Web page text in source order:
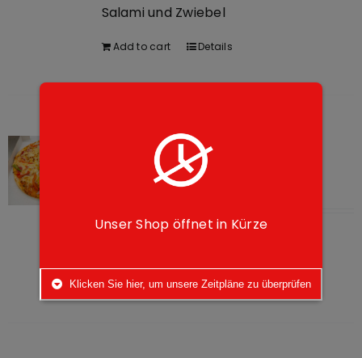
Salami und Zwiebel
Add to cart Details
27. Mexicana
Unser Shop öffnet in Kürze
Klicken Sie hier, um unsere Zeitpläne zu überprüfen